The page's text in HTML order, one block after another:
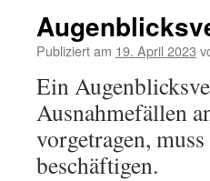
Publiziert am 19. April 2023
Ein
Ausnahmefällen
vorgetragen,
beschäftigen.